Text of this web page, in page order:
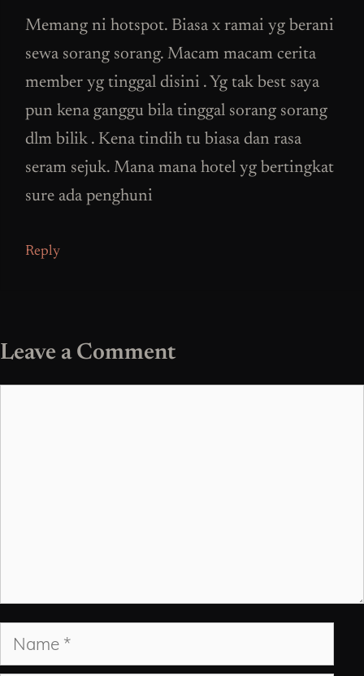
Memang ni hotspot. Biasa x ramai yg berani
sewa sorang sorang. Macam macam cerita
member yg tinggal disini . Yg tak best saya
pun kena ganggu bila tinggal sorang sorang
dlm bilik . Kena tindih tu biasa dan rasa
seram sejuk. Mana mana hotel yg bertingkat
sure ada penghuni
Reply
Leave a Comment
Name